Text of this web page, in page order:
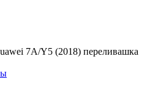
7A/Y5 (2018) переливашка